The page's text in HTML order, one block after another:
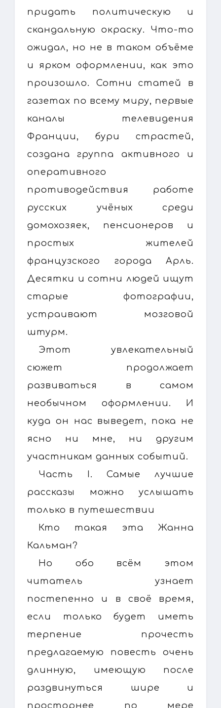
придать политическую и
скандальную окраску. Что-то
ожидал, но не в таком объёме
и ярком оформлении, как это
произошло. Сотни статей в
газетах по всему миру, первые
каналы телевидения
Франции, бури страстей,
создана группа активного и
оперативного
противодействия работе
русских учёных среди
домохозяек, пенсионеров и
простых жителей
французского города Арль.
Десятки и сотни людей ищут
старые фотографии,
устраивают мозговой
штурм.
Этот увлекательный
сюжет продолжает
развиваться в самом
необычном оформлении. И
куда он нас выведет, пока не
ясно ни мне, ни другим
участникам данных событий.
Часть I. Самые лучшие
рассказы можно услышать
только в путешествии
Кто такая эта Жанна
Кальман?
Но обо всём этом
читатель узнает
постепенно и в своё время,
если только будет иметь
терпение прочесть
предлагаемую повесть очень
длинную, имеющую после
раздвинуться шире и
просторнее по мере